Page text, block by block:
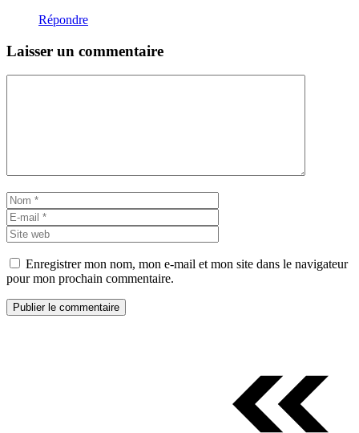
Répondre
Laisser un commentaire
Nom
mail
web
Enregistrer mon nom, mon e-mail et mon site dans le navigateur
pour mon prochain commentaire.